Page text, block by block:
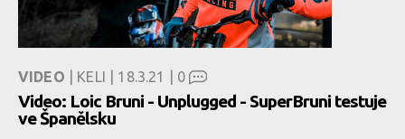
VIDEO | KELI | 18.3.21 | 0
Video: Loic Bruni - Unplugged - SuperBruni testuje
ve Španělsku